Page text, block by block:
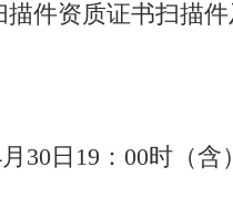
件资质证书扫描件
30日19：00时（含